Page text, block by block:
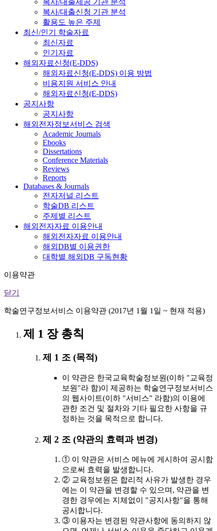
복사/대출제공 기관 분석
복사/대출신청 기관 분석
활용도 높은 주제
최신/인기 학술자료
최신자료
인기자료
해외자료신청(E-DDS)
해외자료신청(E-DDS) 이용 방법
비용지원 서비스 안내
해외자료신청(E-DDS)
공지사항
공지사항
해외전자정보서비스 검색
Academic Journals
Ebooks
Dissertations
Conference Materials
Reviews
Reports
Databases & Journals
전자저널 리스트
학술DB 리스트
주제별 리스트
해외전자자료 이용안내
해외전자자료 이용안내
해외DB별 이용권한
대학별 해외DB 구독현황
이용약관
닫기
학술연구정보서비스 이용약관 (2017년 1월 1일 ~ 현재 적용)
제 1 장 총칙
제 1 조 (목적)
이 약관은 한국교육학술정보원(이하 "교육정
보원"라 함)이 제공하는 학술연구정보서비스
의 웹사이트(이하 "서비스" 라함)의 이용에
관한 조건 및 절차와 기타 필요한 사항을 규
정하는 것을 목적으로 합니다.
제 2 조 (약관의 효력과 변경)
① 이 약관은 서비스 메뉴에 게시하여 공시함
으로써 효력을 발생합니다.
② 교육정보원은 합리적 사유가 발생한 경우
에는 이 약관을 변경할 수 있으며, 약관을 변
경한 경우에는 지체없이 "공지사항"을 통해
공시합니다.
③ 이용자는 변경된 약관사항에 동의하지 않